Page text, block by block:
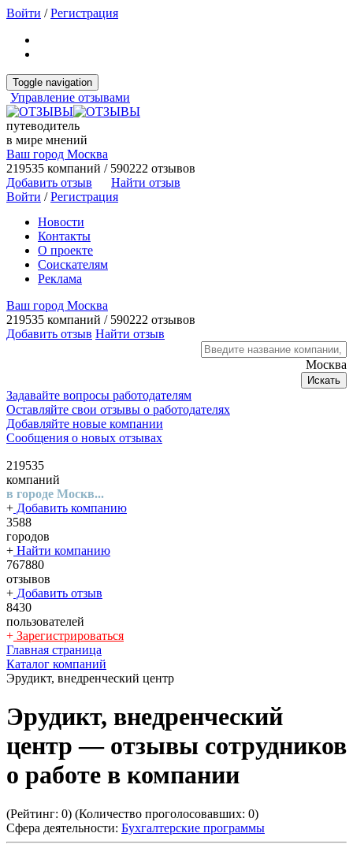
Войти /Регистрация
Toggle navigation
Управление отзывами
путеводитель
в мире мнений
Ваш город Москва
219535 компаний / 590222 отзывов
Добавить отзыв
Найти отзыв
Войти /Регистрация
Новости
Контакты
О проекте
Соискателям
Реклама
Ваш город Москва
219535 компаний / 590222 отзывов
Добавить отзыв Найти отзыв
Москва
Искать
Задавайте вопросы работодателям
Оставляйте свои отзывы о работодателях
Добавляйте новые компании
Сообщения о новых отзывах
219535
компаний
в городе Москв...
+ Добавить компанию
3588
городов
+ Найти компанию
767880
отзывов
+ Добавить отзыв
8430
пользователей
+ Зарегистрироваться
Главная страница
Каталог компаний
Эрудикт, внедренческий центр
Эрудикт, внедренческий
центр — отзывы сотрудников
о работе в компании
(Рейтинг: 0) (Количество проголосовавших: 0)
Сфера деятельности: Бухгалтерские программы